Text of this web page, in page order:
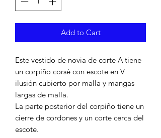
Add to Cart
Este vestido de novia de corte A tiene
un corpiño corsé con escote en V
ilusión cubierto por malla y mangas
largas de malla.
La parte posterior del corpiño tiene un
cierre de cordones y un corte cerca del
escote.